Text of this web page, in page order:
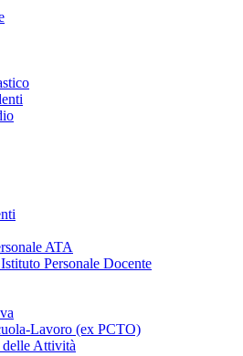
ATA
Personale Docente
Lavoro (ex PCTO)
Attività